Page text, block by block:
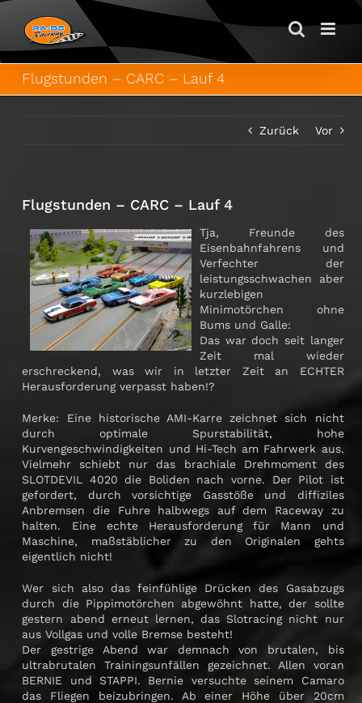
Zum
Inhalt
springen
Flugstunden – CARC – Lauf 4
Zurück Vor
Flugstunden – CARC – Lauf 4
Tja, Freunde des
Eisenbahnfahrens und
Verfechter der
leistungsschwachen aber
kurzlebigen
Minimotörchen ohne
Bums und Galle:
Das war doch seit langer
Zeit mal wieder
erschreckend, was wir in letzter Zeit an ECHTER
Herausforderung verpasst haben!?
Merke: Eine historische AMI-Karre zeichnet sich nicht
durch optimale Spurstabilität, hohe
Kurvengeschwindigkeiten und Hi-Tech am Fahrwerk aus.
Vielmehr schiebt nur das brachiale Drehmoment des
SLOTDEVIL 4020 die Boliden nach vorne. Der Pilot ist
gefordert, durch vorsichtige Gasstöße und diffiziles
Anbremsen die Fuhre halbwegs auf dem Raceway zu
halten. Eine echte Herausforderung für Mann und
Maschine, maßstäblicher zu den Originalen gehts
eigentlich nicht!
Wer sich also das feinfühlige Drücken des Gasabzugs
durch die Pippimotörchen abgewöhnt hatte, der sollte
gestern abend erneut lernen, das Slotracing nicht nur
aus Vollgas und volle Bremse besteht!
Der gestrige Abend war demnach von brutalen, bis
ultrabrutalen Trainingsunfällen gezeichnet. Allen voran
BERNIE und STAPPI. Bernie versuchte seinem Camaro
das Fliegen beizubringen. Ab einer Höhe über 20cm